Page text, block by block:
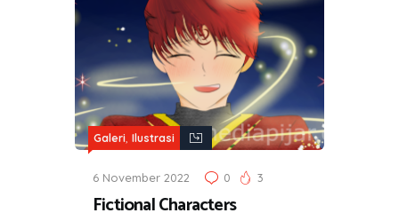
Galeri Ilustrasi
6 November 2022 0 3
Fictional Characters